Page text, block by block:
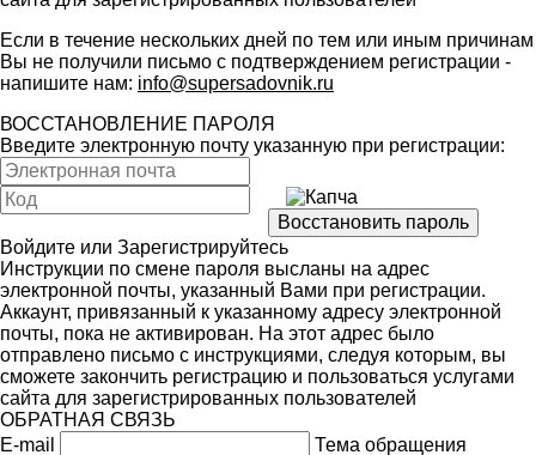
Если в течение нескольких дней по тем или иным причинам
Вы не получили письмо с подтверждением регистрации -
напишите нам: info@supersadovnik.ru
ВОССТАНОВЛЕНИЕ ПАРОЛЯ
Введите электронную почту указанную при регистрации:
Войдите или Зарегистрируйтесь
Инструкции по смене пароля высланы на адрес
электронной почты, указанный Вами при регистрации.
Аккаунт, привязанный к указанному адресу электронной
почты, пока не активирован. На этот адрес было
отправлено письмо с инструкциями, следуя которым, вы
сможете закончить регистрацию и пользоваться услугами
сайта для зарегистрированных пользователей
ОБРАТНАЯ СВЯЗЬ
E-mail
Тема обращения